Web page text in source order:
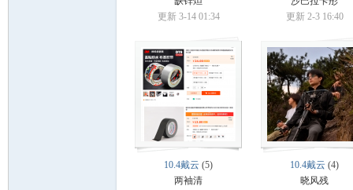
更新 3-14 01:34
更新 2-3 16:40
10.4戴云 (5)
两袖清
10.4戴云 (4)
晓风残